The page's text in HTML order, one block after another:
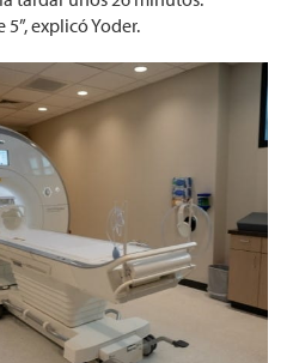
explicó Yoder.